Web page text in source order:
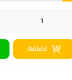
اضافة